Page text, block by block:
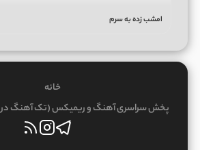
امشب زده به سرم
خانه
پخش سراسری آهنگ و ریمیکس (تک آهنگ در